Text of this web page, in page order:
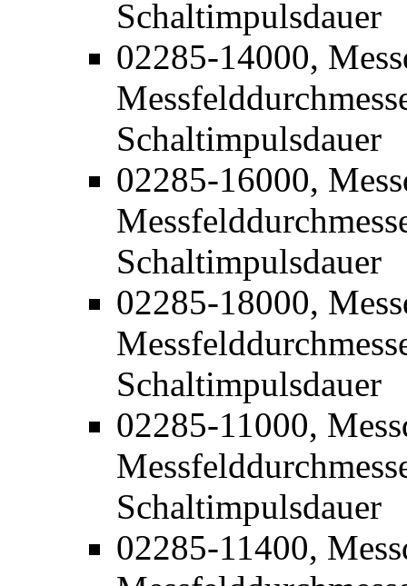
Schaltimpulsdauer
02285-14000,
Schaltimpulsdauer
02285-16000,
Schaltimpulsdauer
02285-18000,
Schaltimpulsdauer
02285-11000,
Schaltimpulsdauer
02285-11400,